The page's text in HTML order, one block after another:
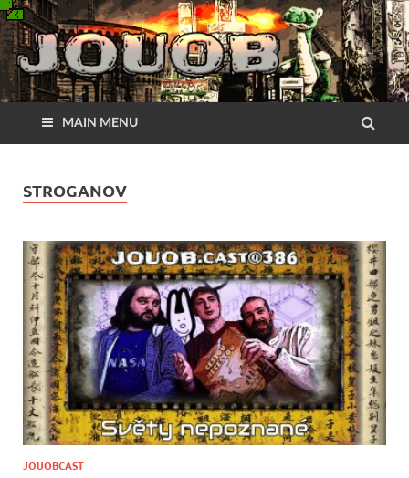
MAIN MENU
STROGANOV
JOUOBCAST